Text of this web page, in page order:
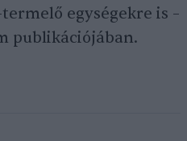
egységekre is –
publikációjában.